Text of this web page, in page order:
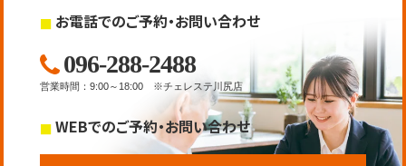
お電話でのご予約・お問い合わせ
096-288-2488
営業時間 ： 9:00～18:00 ※チェレステ川尻店
WEBでのご予約・お問い合わせ